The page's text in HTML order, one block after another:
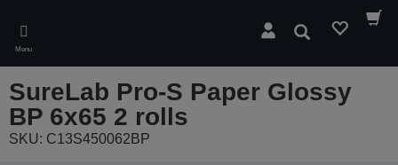
main
content
Menu
Wyszukaj
SureLab Pro-S Paper Glossy
BP 6x65 2 rolls
SKU: C13S450062BP